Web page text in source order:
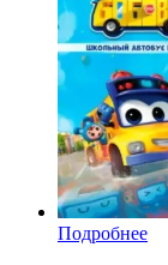
Подробнее